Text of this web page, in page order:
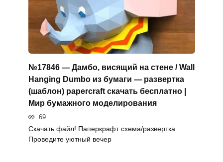
№17846 — Дамбо, висящий на стене / Wall
Hanging Dumbo из бумаги — развертка
(шаблон) papercraft скачать бесплатно |
Мир бумажного моделирования
69
Скачать файл! Паперкрафт схема/развертка
Проведите уютный вечер